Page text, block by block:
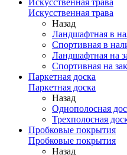
Искусственная трава
Искусственная трава
Назад
Ландшафтная в
Спортивная в
Ландшафтная на
Спортивная на
Паркетная доска
Паркетная доска
Назад
Однополосная
Трехполосная
Пробковые покрытия
Пробковые покрытия
Назад